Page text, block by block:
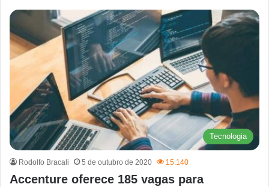
Tecnologia
Rodolfo Bracali 5 de outubro de 2020 15.140
Accenture oferece 185 vagas para